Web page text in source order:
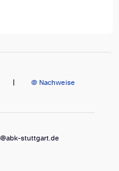
| @ Nachweise
stuttgart.de